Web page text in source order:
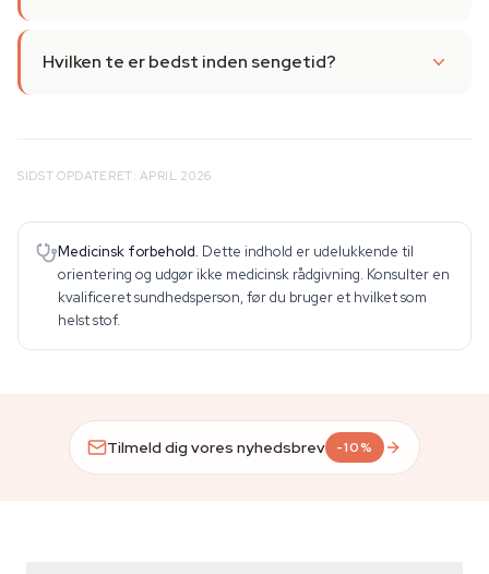
Hvilken te er bedst inden sengetid?
SIDST OPDATERET: APRIL 2026
Medicinsk forbehold. Dette indhold er udelukkende til
orientering og udgør ikke medicinsk rådgivning. Konsulter en
kvalificeret sundhedsperson, før du bruger et hvilket som
helst stof.
Tilmeld dig vores nyhedsbrev -10%